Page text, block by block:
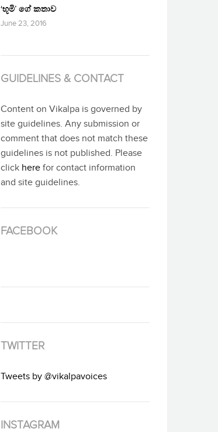
‘භූමි’ ගේ කතාව
June 23, 2016
GUIDELINES & CONTACT
Content on Vikalpa is governed by
site guidelines. Any submission or
comment that does not match these
guidelines is not published. Please
click here for contact information
and site guidelines.
FACEBOOK
TWITTER
Tweets by @vikalpavoices
INSTAGRAM